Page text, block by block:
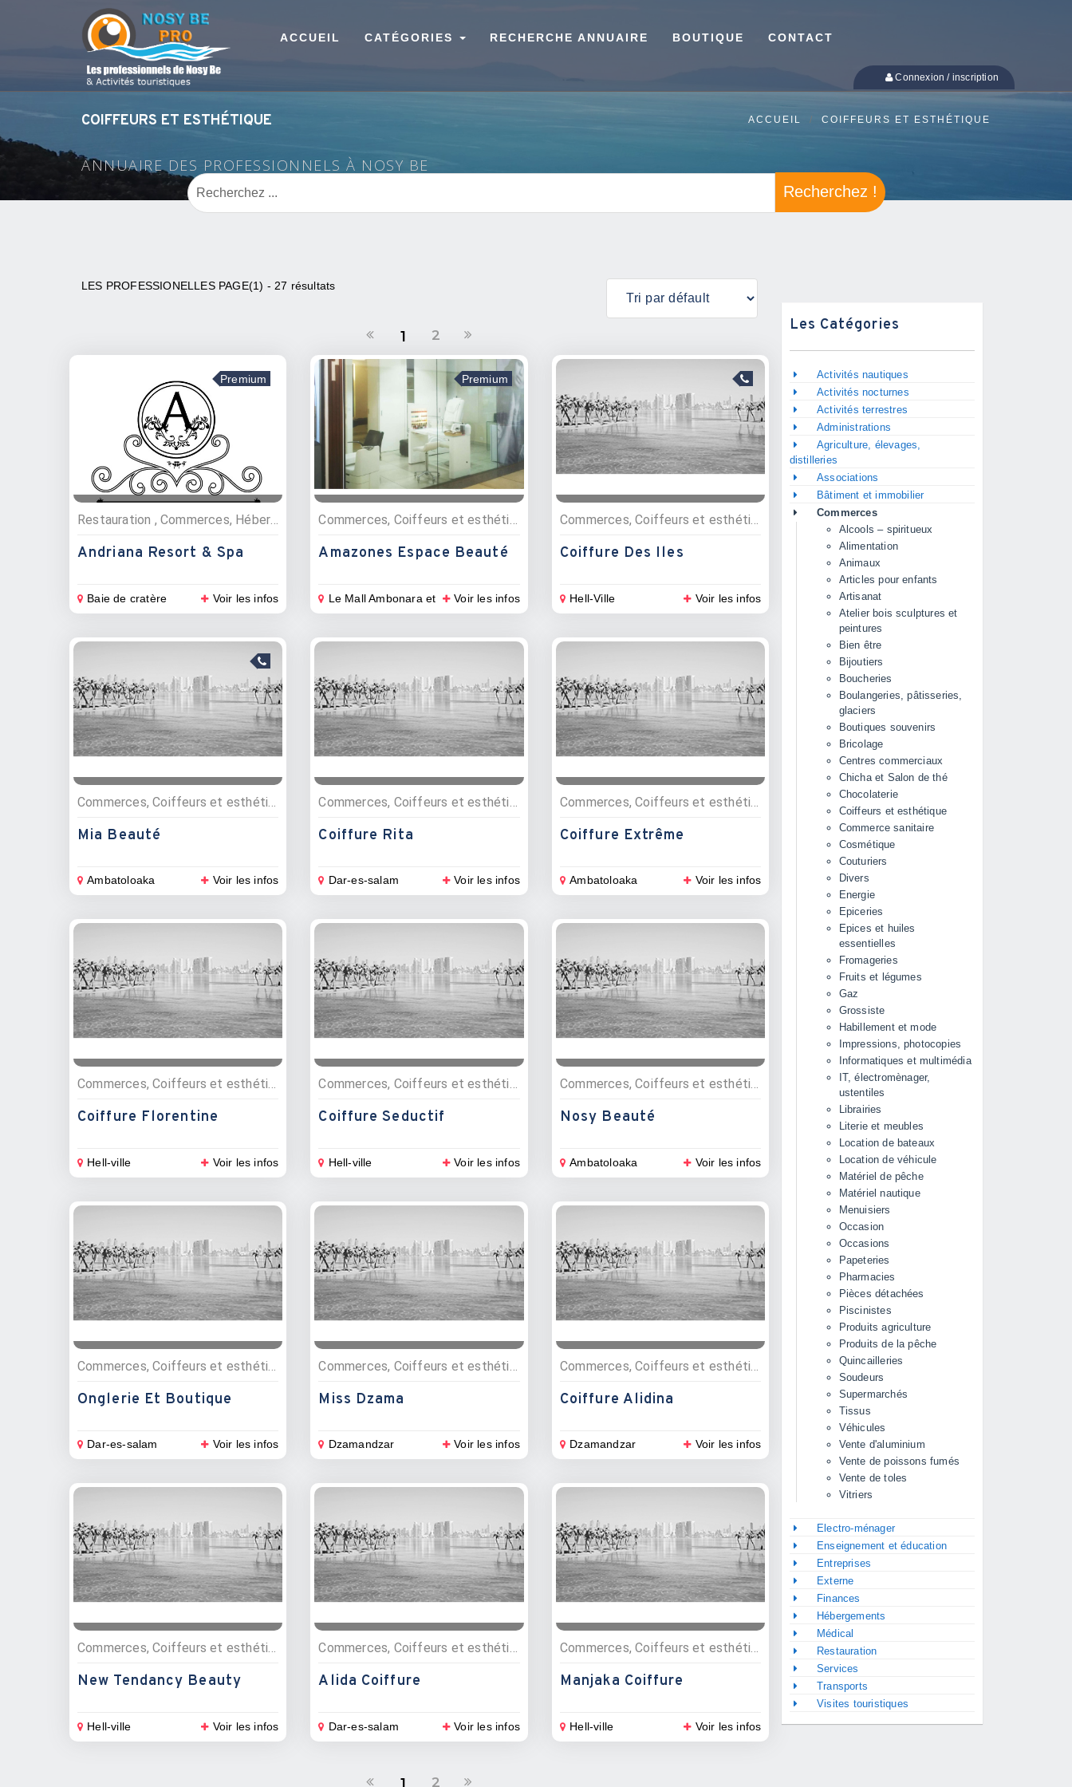
ACCUEIL CATÉGORIES RECHERCHE ANNUAIRE BOUTIQUE CONTACT
Connexion / inscription
COIFFEURS ET ESTHÉTIQUE
ANNUAIRE DES PROFESSIONNELS À NOSY BE
ACCUEIL COIFFEURS ET ESTHÉTIQUE
Recherchez !
LES PROFESSIONELLES PAGE(1) - 27 résultats
1 2
Premium
Restauration , Commerces, Hébergements, Coiffeurs et esthétique, Restaurants, Hôtels
Andriana Resort & Spa
Baie de cratère Voir les infos
Premium
Commerces, Coiffeurs et esthétique, Bien être
Amazones Espace Beauté
Le Mall Ambonara et Voir les infos
Commerces, Coiffeurs et esthétique, Bien être
Coiffure Des Iles
Hell-Ville Voir les infos
Mia Beauté
Ambatoloaka Voir les infos
Coiffure Rita
Dar-es-salam Voir les infos
Coiffure Extrême
Ambatoloaka Voir les infos
Commerces, Coiffeurs et esthétique
Coiffure Florentine
Hell-ville Voir les infos
Commerces, Coiffeurs et esthétique
Coiffure Seductif
Hell-ville Voir les infos
Commerces, Coiffeurs et esthétique, Bien être
Nosy Beauté
Ambatoloaka Voir les infos
Onglerie Et Boutique
Dar-es-salam Voir les infos
Miss Dzama
Dzamandzar Voir les infos
Coiffure Alidina
Dzamandzar Voir les infos
Commerces, Coiffeurs et esthétique, Bien être
New Tendancy Beauty
Hell-ville Voir les infos
Commerces, Coiffeurs et esthétique, Habillement et mode
Alida Coiffure
Dar-es-salam Voir les infos
Commerces, Coiffeurs et esthétique
Manjaka Coiffure
Hell-ville Voir les infos
1 2
Les Catégories
Activités nautiques
Activités nocturnes
Activités terrestres
Administrations
Agriculture, élevages,
distilleries
Associations
Bâtiment et immobilier
Commerces
Alcools – spiritueux
Alimentation
Animaux
Articles pour enfants
Artisanat
Atelier bois sculptures et
peintures
Bien être
Bijoutiers
Boucheries
Boulangeries, pâtisseries,
glaciers
Boutiques souvenirs
Bricolage
Centres commerciaux
Chicha et Salon de thé
Chocolaterie
Coiffeurs et esthétique
Commerce sanitaire
Cosmétique
Couturiers
Divers
Energie
Epiceries
Epices et huiles
essentielles
Fromageries
Fruits et légumes
Gaz
Grossiste
Habillement et mode
Impressions, photocopies
Informatiques et multimédia
IT, électromènager,
ustentiles
Librairies
Literie et meubles
Location de bateaux
Location de véhicule
Matériel de pêche
Matériel nautique
Menuisiers
Occasion
Occasions
Papeteries
Pharmacies
Pièces détachées
Piscinistes
Produits agriculture
Produits de la pêche
Quincailleries
Soudeurs
Supermarchés
Tissus
Véhicules
Vente d'aluminium
Vente de poissons fumés
Vente de toles
Vitriers
Electro-ménager
Enseignement et éducation
Entreprises
Externe
Finances
Hébergements
Médical
Restauration
Services
Transports
Visites touristiques